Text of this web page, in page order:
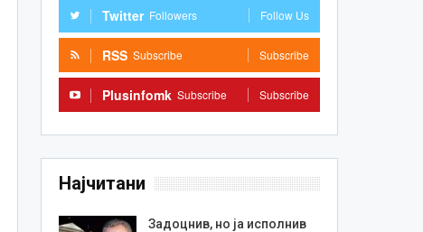
Twitter Followers Follow Us
RSS Subscribe Subscribe
Plusinfomk Subscribe Subscribe
Најчитани
Задоцнив, но ја исполнив